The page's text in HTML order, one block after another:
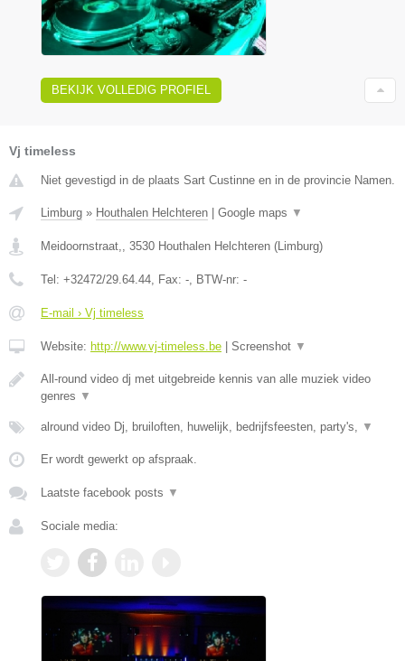
BEKIJK VOLLEDIG PROFIEL
Vj timeless
Niet gevestigd in de plaats Sart Custinne en in de provincie Namen.
Limburg » Houthalen Helchteren Google maps ▼
Meidoornstraat,, 3530 Houthalen Helchteren (Limburg)
Tel: +32472/29.64.44, Fax: -, BTW-nr: -
E-mail › Vj timeless
Website: http://www.vj-timeless.be Screenshot ▼
All-round video dj met uitgebreide kennis van alle muziek video
genres ▼
alround video Dj, bruiloften, huwelijk, bedrijfsfeesten, party's, ▼
Er wordt gewerkt op afspraak.
Laatste facebook posts ▼
Sociale media: